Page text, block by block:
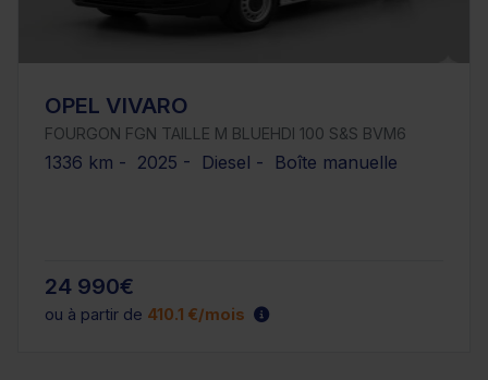
OPEL VIVARO
FOURGON FGN TAILLE M BLUEHDI 100 S&S BVM6
1336 km - 2025 - Diesel - Boîte manuelle
24 990€
ou à partir de 410.1 €/mois